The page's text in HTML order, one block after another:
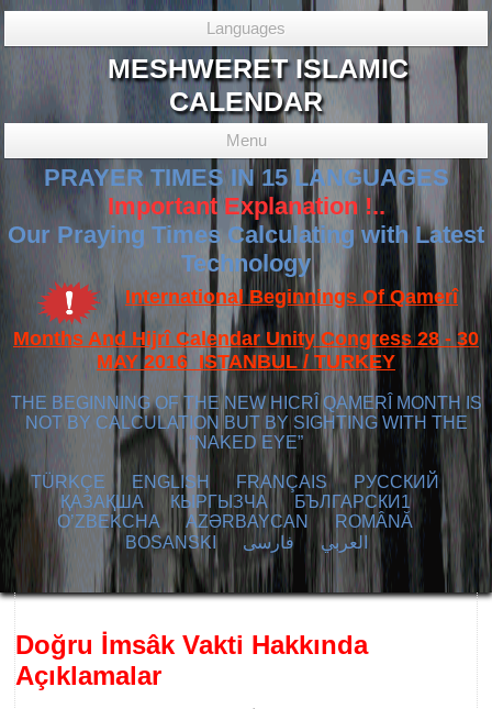
Languages
MESHWERET ISLAMIC
CALENDAR
Menu
PRAYER TIMES IN 15 LANGUAGES
Important Explanation !..
Our Praying Times Calculating with Latest
Technology
International Beginnings Of Qamerî
Months And Hijrî Calendar Unity Congress 28 - 30
MAY 2016 ISTANBUL / TURKEY
THE BEGINNING OF THE NEW HICRÎ QAMERÎ MONTH IS
NOT BY CALCULATION BUT BY SIGHTING WITH THE
“NAKED EYE”
TÜRKÇE ENGLISH FRANÇAIS
РУССКИЙ
ҚАЗАҚША
КЫPГЫЗЧA
БЪЛГАРСКИ1
O’ZBEKCHA
AZӘRBAYCAN
ROMÂNĂ
BOSANSKI
العربي فارسی
Doğru İmsâk Vakti Hakkında
Açıklamalar